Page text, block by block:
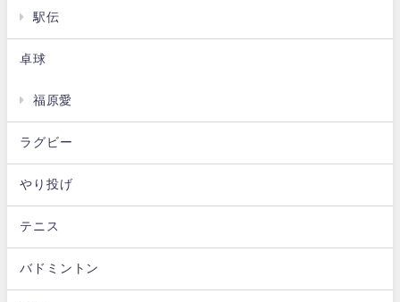
駅伝
卓球
福原愛
ラグビー
やり投げ
テニス
バドミントン